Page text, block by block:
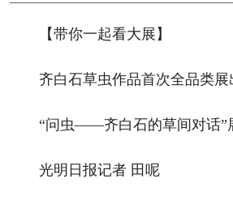
【带你一起看大展】
齐白石草虫作品首次全品类展
“问虫——齐白石的草间对话”
光明日报记者 田呢